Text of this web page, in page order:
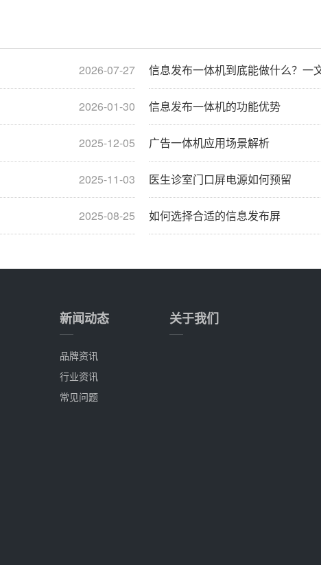
2026-07-27 信息发布一体机到底能做什么？一
2026-01-30 信息发布一体机的功能优势
2025-12-05 广告一体机应用场景解析
2025-11-03 医生诊室门口屏电源如何预留
2025-08-25 如何选择合适的信息发布屏
新闻动态
品牌资讯
行业资讯
常见问题
关于我们